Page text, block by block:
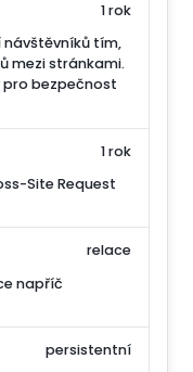
návštěvníků tím,
mezi stránkami.
pro bezpečnost
1 rok
Site Request
1 rok
napříč
relace
persistentní